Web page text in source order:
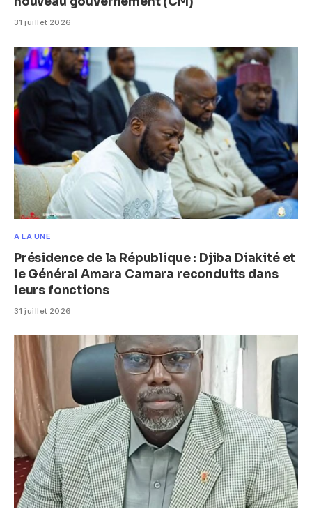
31 juillet 2026
A LA UNE
Présidence de la République : Djiba Diakité et
le Général Amara Camara reconduits dans
leurs fonctions
31 juillet 2026